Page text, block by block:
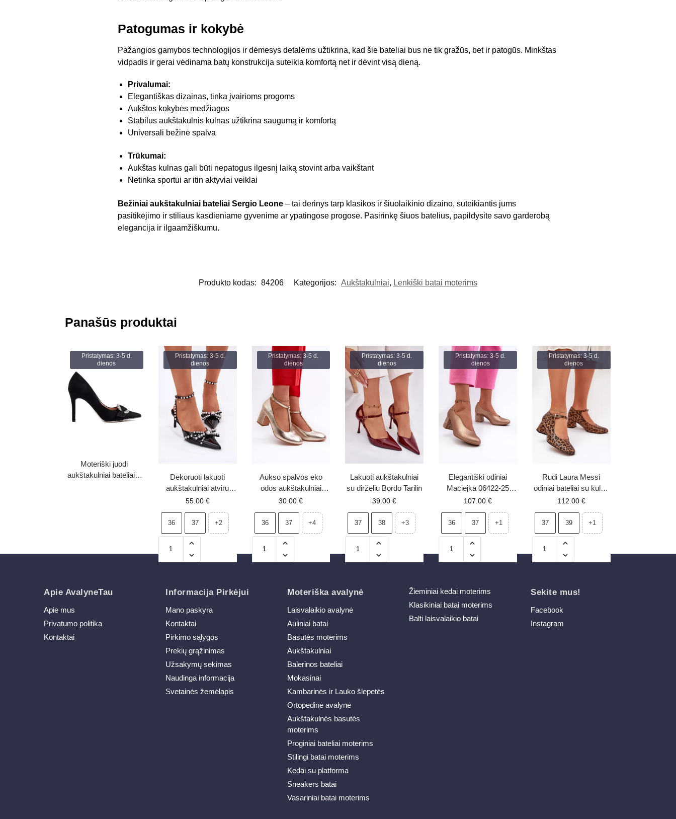
Patogumas ir kokybė
Pažangios gamybos technologijos ir dėmesys detalėms užtikrina, kad šie bateliai bus ne tik gražūs, bet ir patogūs. Minkštas
vidpadis ir gerai vėdinama batų konstrukcija suteikia komfortą net ir dėvint visą dieną.
Privalumai:
Elegantiškas dizainas, tinka įvairioms progoms
Aukštos kokybės medžiagos
Stabilus aukštakulnis kulnas užtikrina saugumą ir komfortą
Universali bežinė spalva
Trūkumai:
Aukštas kulnas gali būti nepatogus ilgesnį laiką stovint arba vaikštant
Netinka sportui ar itin aktyviai veiklai
Bežiniai aukštakulniai bateliai Sergio Leone– tai derinys tarp klasikos ir šiuolaikinio dizaino, suteikiantis jums
pasitikėjimo ir stiliaus kasdieniame gyvenime ar ypatingose progose. Pasirinkę šiuos batelius, papildysite savo garderobą
elegancija ir ilgaamžiškumu.
Produkto kodas: 84206 Kategorijos: Aukštakulniai, Lenkiški batai moterims
Panašūs produktai
Pristatymas: 3-5 d.
dienos
Moteriški juodi
aukštakulniai bateliai –
Pristatymas: 3-5 d.
dienos
Dekoruoti lakuoti
aukštakulniai atviru
kulnu juodi Redaine
55.00 €
36 37 +2
Pristatymas: 3-5 d.
dienos
Aukso spalvos eko
odos aukštakulniai
Raniyah
30.00€
36 37 +4
Pristatymas: 3-5 d.
dienos
Lakuoti aukštakulniai
su dirželiu Bordo Tarilin
39.00€
37 38 +3
Pristatymas: 3-5 d.
dienos
Elegantiški odiniai
Maciejka 06422-25
auksiniai bateliai su
107.00€
36 37 +1
Pristatymas: 3-5 d.
dienos
Rudi Laura Messi
odiniai bateliai su kulnu
2936
112.00 €
37 39 +1
Apie AvalyneTau
Apie mus
Privatumo politika
Kontaktai
Informacija Pirkėjui
Mano paskyra
Kontaktai
Pirkimo sąlygos
Prekių grąžinimas
Užsakymų sekimas
Naudinga informacija
Svetainės žemėlapis
Moteriška avalynė
Laisvalaikio avalynė
Auliniai batai
Basutės moterims
Aukštakulniai
Balerinos bateliai
Mokasinai
Kambarinės ir Lauko šlepetės
Ortopedinė avalynė
Aukštakulnės basutės
moterims
Proginiai bateliai moterims
Stilingi batai moterims
Kedai su platforma
Sneakers batai
Vasariniai batai moterims
Žieminiai kedai moterims
Klasikiniai batai moterims
Balti laisvalaikio batai
Sekite mus!
Facebook
Instagram